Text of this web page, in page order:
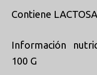
Contiene LACTOSA
Información
100 G